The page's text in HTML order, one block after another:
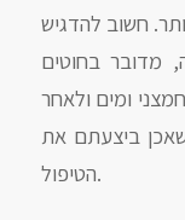
חשוב להדגיש
מדובר בחוטים
ומים ולאחר
ביצעתם את
הטיפול.